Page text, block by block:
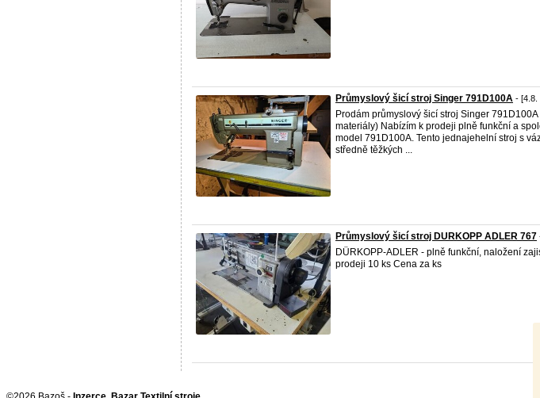
Průmyslový šicí stroj Singer 791D100A - [4.8.
Prodám průmyslový šicí stroj Singer
materiály) Nabízím k prodeji plně funkční a
model 791D100A. Tento jednajehelní stroj s
středně těžkých ...
Průmyslový šicí stroj DURKOPP ADLER 767
DÜRKOPP-ADLER - plně funkční, naložení
prodeji 10 ks Cena za ks